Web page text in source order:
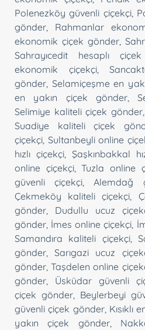
Polenezköy güvenli çiçekçi,
gönder
Rahmanlar
ekonomik çiçek gönder
Sahrayıcedit hesaplı
ekonomik çiçekçi,
gönder Selamiçeşme en
en yakın çiçek gönder ,
Selimiye kaliteli çiçek gönder,
Suadiye kaliteli çiçek
çiçekçi Sultanbeyli online
hızlı çiçekçi
Şaşkınbakkal
online çiçekçi,Tuzla online
güvenli çiçekçi ,Alemdağ
Çekmeköy kaliteli çiçekçi
gönder
Dudullu ucuz
gönder İmes online çiçekçi
Samandıra kaliteli çiçekçi,
gönder ,Sarıgazi ucuz
gönder ,Taşdelen online
gönder
Üsküdar güvenli
çiçek gönder
Beylerbeyi
güvenli çiçek gönder, Kısıklı
yakın çiçek gönder,